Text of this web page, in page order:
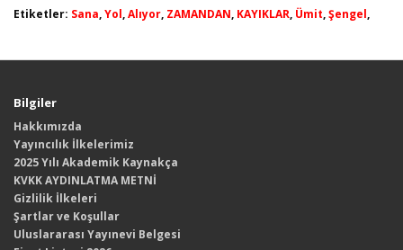
Etiketler: Sana,Yol,Alıyor, ZAMANDAN, KAYIKLAR, Ümit,Şengel,
Bilgiler
Hakkımızda
Yayıncılık İlkelerimiz
2025 Yılı Akademik Kaynakça
KVKK AYDINLATMA METNİ
Gizlilik İlkeleri
Şartlar ve Koşullar
Uluslararası Yayınevi Belgesi